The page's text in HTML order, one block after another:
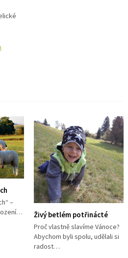
–
Živý betlém potřinácté
Proč vlastně slavíme Vánoce?
Abychom byli spolu, udělali si
radost…